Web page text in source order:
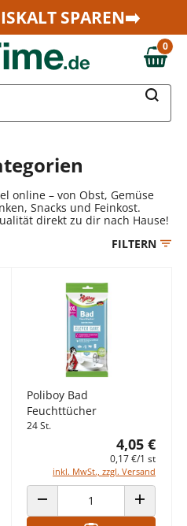
SPAREN➡️
0,00 €
0
online – von Obst, Gemüse
Snacks und Feinkost.
direkt zu dir nach Hause!
FILTERN
ERHÖHEN
Poliboy Bad
Feuchttücher
24 St.
4,05 €
0,17 €/1 st
inkl. MwSt., zzgl. Versand
ANZAHL VERRINGERN ANZAHL